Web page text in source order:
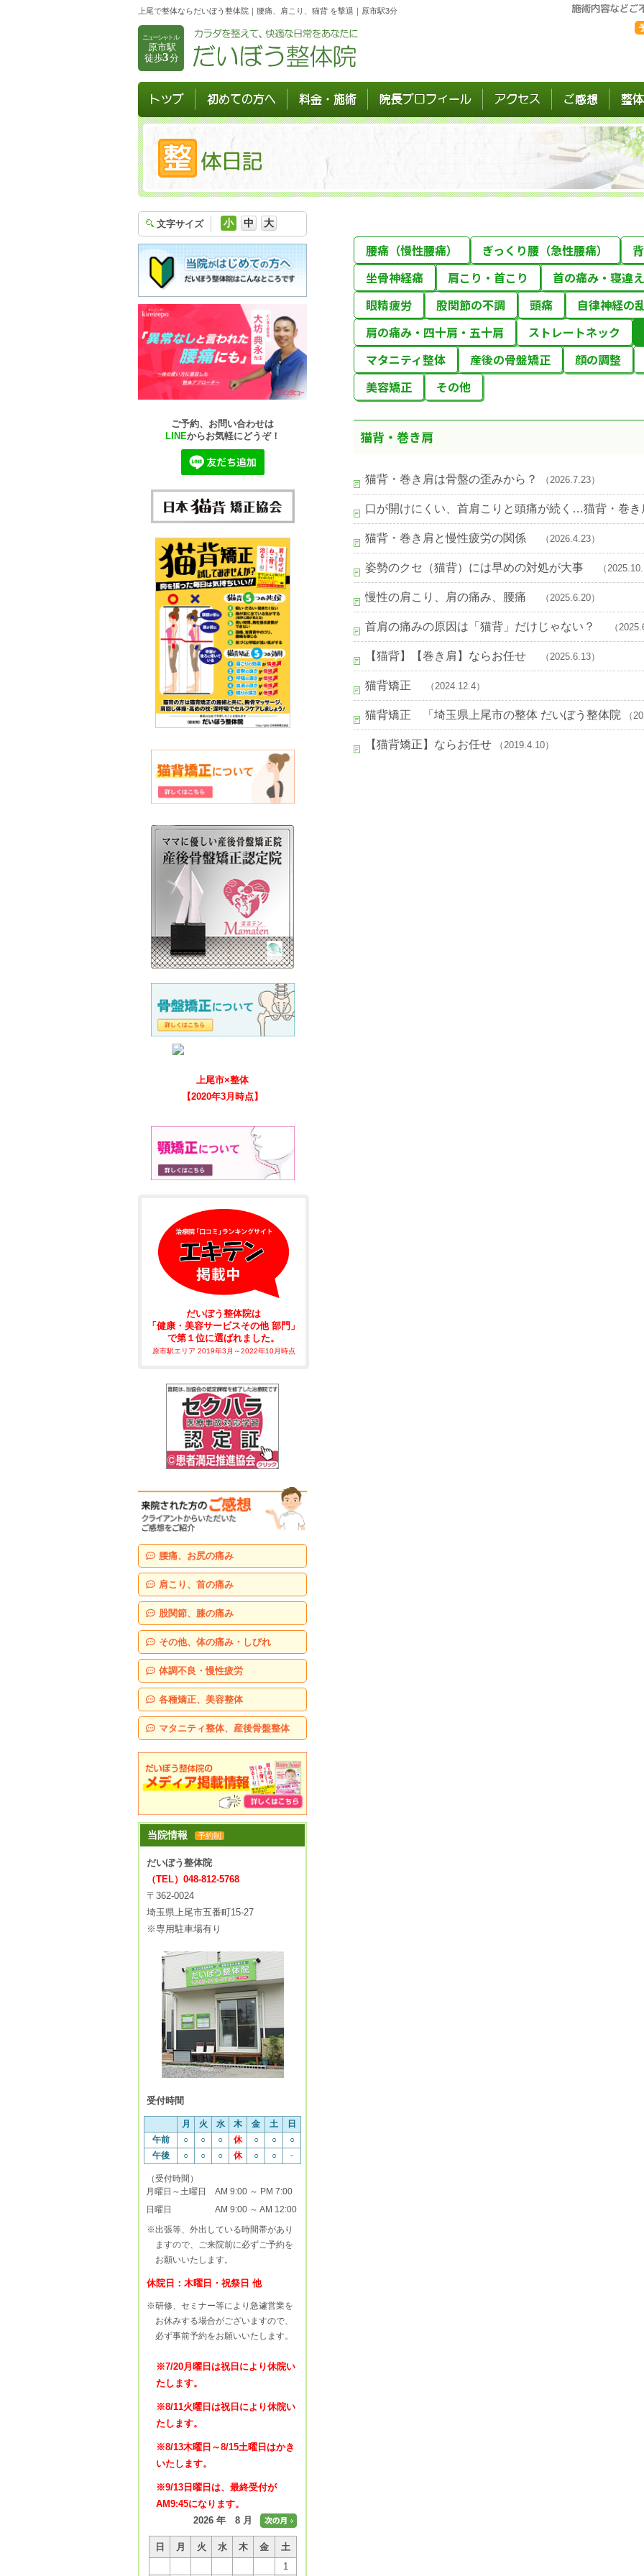
上尾で整体ならだいぼう整体院｜腰痛、肩こり、猫背 を撃退｜原市駅3分
トップ 初めての方へ 料金・施術 院長プロフィール アクセス ご感想 整
腰痛（慢性腰痛） ぎっくり腰（急性腰痛）
坐骨神経痛
肩こり・首こり 首の痛み・寝違え
眼精疲労
股関節の不調 頭痛 自律神経の
肩の痛み・四十肩・五十肩
ストレートネック
マタニティ整体
産後の骨盤矯正 顔の調整
美容矯正
その他
猫背・巻き肩
猫背・巻き肩は骨盤の歪みから？ （2026.7.23）
口が開けにくい、首肩こりと頭痛が続く…猫背・巻
猫背・巻き肩と慢性疲労の関係 （2026.4.23）
姿勢のクセ（猫背）には早めの対処が大事 （
慢性の肩こり、肩の痛み、腰痛 （2025.6.20）
首肩の痛みの原因は「猫背」だけじゃない？ （
【猫背】【巻き肩】ならお任せ （2025.6.13）
猫背矯正 （2024.12.4）
猫背矯正 「埼玉県上尾市の整体 だいぼう整体院 （
【猫背矯正】ならお任せ （2019.4.10）
文字サイズ 小 中 大
ご予約、お問い合わせは
LINEからお気軽にどうぞ！
上尾市×整体
【2020年3月時点】
だいぼう整体院は
「健康・美容サービスその他 部門」
で第１位に選ばれました。
原市駅エリア 2019年3月～2022年10月時点
腰痛、お尻の痛み
肩こり、首の痛み
股関節、膝の痛み
その他、体の痛み・しびれ
体調不良・慢性疲労
各種矯正、美容整体
マタニティ整体、産後骨盤整体
当院情報 予約制
だいぼう整体院
（TEL）048-812-5768
〒362-0024
埼玉県上尾市五番町15-27
※専用駐車場有り
受付時間
月 火 水 木 金 土
日
午前
○ ○ ○ 休 ○ ○
○
午後
○ ○ ○ 休 ○ ○ -
（受付時間）
月曜日～土曜日
AM 9:00 ～ PM 7:00
日曜日
AM 9:00 ～ AM 12:00
※出張等、外出している時間帯があり
ますので、ご来院前に必ずご予約を
お願いいたします。
休院日：木曜日・祝祭日 他
※研修、セミナー等により急遽営業を
お休みする場合がございますので、
必ず事前予約をお願いいたします。
※7/20月曜日は祝日により休院い
たします。
※8/11火曜日は祝日により休院い
たします。
※8/13木曜日～8/15土曜日はかき
いたします。
※9/13日曜日は、最終受付が
AM9:45になります。
2026 年 8 月
日 月 火 水 木 金
土
1